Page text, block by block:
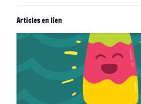
Articles en lien